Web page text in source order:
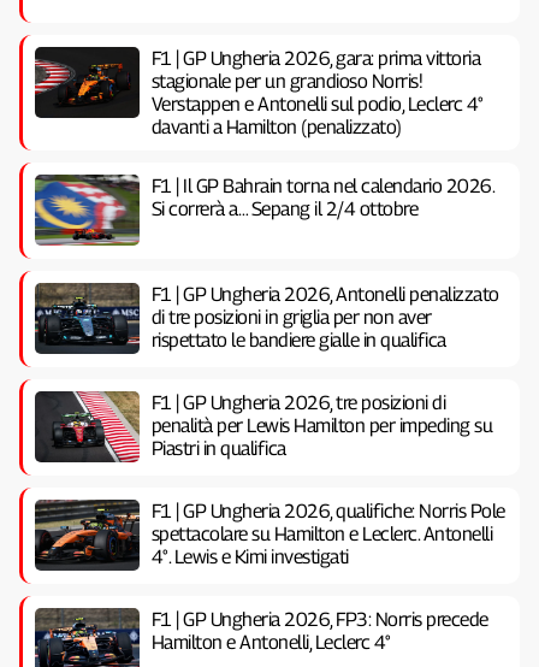
F1 | GP Ungheria 2026, gara: prima vittoria
stagionale per un grandioso Norris!
Verstappen e Antonelli sul podio, Leclerc 4°
davanti a Hamilton (penalizzato)
F1 | Il GP Bahrain torna nel calendario 2026.
Si correrà a… Sepang il 2/4 ottobre
F1 | GP Ungheria 2026, Antonelli penalizzato
di tre posizioni in griglia per non aver
rispettato le bandiere gialle in qualifica
F1 | GP Ungheria 2026, tre posizioni di
penalità per Lewis Hamilton per impeding su
Piastri in qualifica
F1 | GP Ungheria 2026, qualifiche: Norris Pole
spettacolare su Hamilton e Leclerc. Antonelli
4°. Lewis e Kimi investigati
F1 | GP Ungheria 2026, FP3: Norris precede
Hamilton e Antonelli, Leclerc 4°